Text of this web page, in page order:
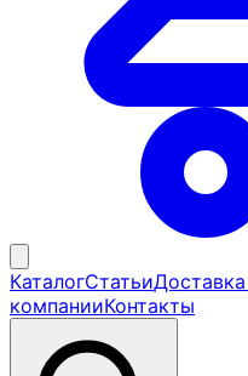
КаталогСтатьи
компанииКонтакты